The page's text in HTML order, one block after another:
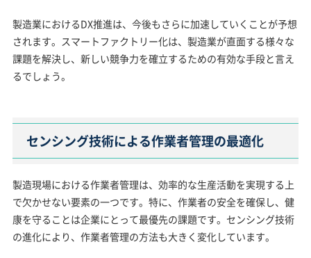
製造業におけるDX推進は、今後もさらに加速していくことが予想
されます。スマートファクトリー化は、製造業が直面する様々な
課題を解決し、新しい競争力を確立するための有効な手段と言え
るでしょう。
センシング技術による作業者管理の最適化
製造現場における作業者管理は、効率的な生産活動を実現する上
で欠かせない要素の一つです。特に、作業者の安全を確保し、健
康を守ることは企業にとって最優先の課題です。センシング技術
の進化により、作業者管理の方法も大きく変化しています。